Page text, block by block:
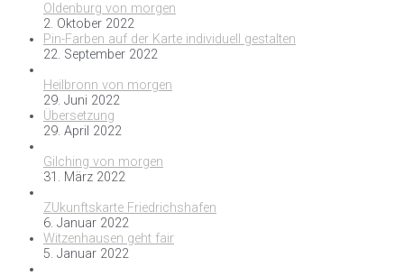
Oldenburg von morgen
2. Oktober 2022
Pin-Farben auf der Karte individuell gestalten
22. September 2022
Heilbronn von morgen
29. Juni 2022
Übersetzung
29. April 2022
Gilching von morgen
31. März 2022
ZUkunftskarte Friedrichshafen
6. Januar 2022
Witzenhausen geht fair
5. Januar 2022